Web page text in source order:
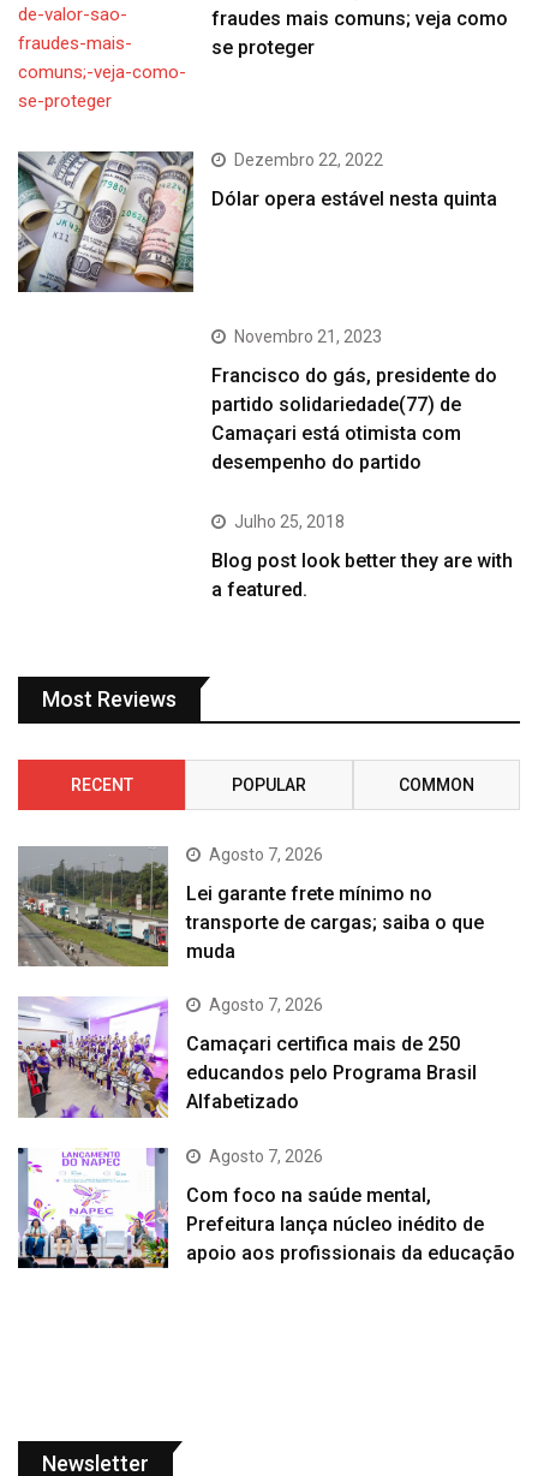
fraudes mais comuns; veja como
se proteger
Dezembro 22, 2022
Dólar opera estável nesta quinta
Novembro 21, 2023
Francisco do gás, presidente do
partido solidariedade(77) de
Camaçari está otimista com
desempenho do partido
Julho 25, 2018
Blog post look better they are with
a featured.
Most Reviews
RECENT POPULAR COMMON
Agosto 7, 2026
Lei garante frete mínimo no
transporte de cargas; saiba o que
muda
Agosto 7, 2026
Camaçari certifica mais de 250
educandos pelo Programa Brasil
Alfabetizado
Agosto 7, 2026
Com foco na saúde mental,
Prefeitura lança núcleo inédito de
apoio aos profissionais da educação
Newsletter